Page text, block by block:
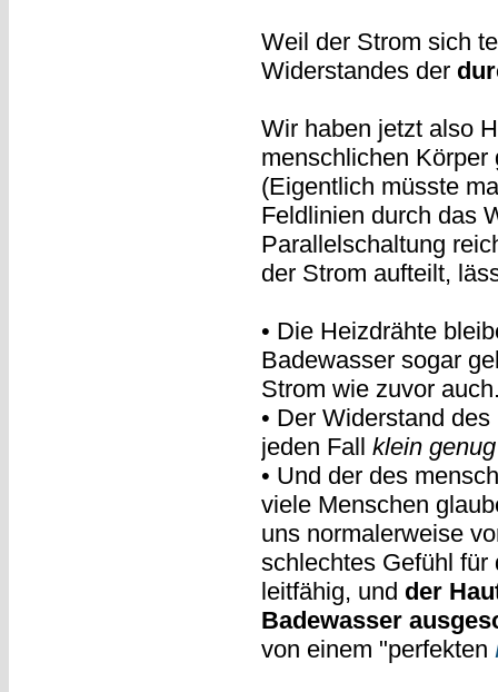
Weil der Strom sich
Widerstandes der
Wir haben jetzt also
menschlichen
(Eigentlich müsste
Feldlinien durch das
Parallelschaltung
der Strom aufteilt,
• Die Heizdrähte
Badewasser sogar
Strom wie zuvor
• Der Widerstand
jeden Fall klein genug
• Und der des
viele Menschen
uns normalerweise
schlechtes Gefühl für
leitfähig, und der
Badewasser
von einem "perfekten